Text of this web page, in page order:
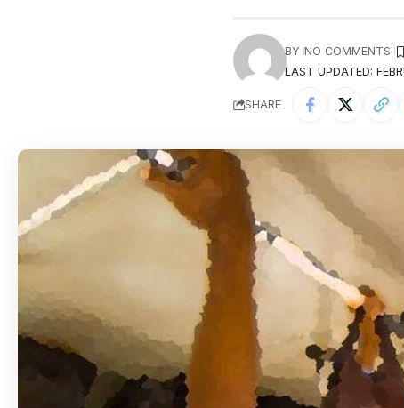
LAST UPDATED:
BY NO COMMENTS
SHARE